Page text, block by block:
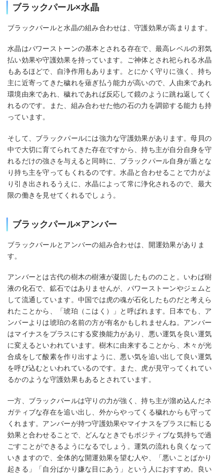
ブラックパール×水晶
ブラックパールと水晶の組み合わせは、守護効果が高まります。
水晶はパワーストーンの基本とされる存在で、最高レベルの邪気
払い効果や守護効果を持っています。ご神体とされ祀られる水晶
もあるほどで、自浄作用もあります。とにかく守りに強く、持ち
主に近寄ってきた穢れを薙ぎ払う能力が高いので、人由来であれ
環境由来であれ、穢れであれば反応して鏡のように跳ね返してく
れるのです。また、組み合わせた他の石の力を調節する能力も持
っています。
そして、ブラックパールには強力な守護効果があります。母貝の
中で大切に育てられてきた存在ですから、持ち主が自分自身を守
れるだけの強さを与えると同時に、ブラックパール自身が盾とな
り持ち主を守ってもくれるのです。水晶と合わせることで力がよ
り引き出されるうえに、水晶によって常に浄化されるので、最大
限の働きを見せてくれるでしょう。
ブラックパール×アンバー
ブラックパールとアンバーの組み合わせは、開運効果がありま
す。
アンバーとは古代の樹木の樹液が凝固したもののこと。いわば樹
液の化石で、鉱石ではありませんが、パワーストーンやジェムと
して流通しています。中国では虎の魂が石化したものだと考えら
れたことから、「琥珀（こはく）」と呼ばれます。日本でも、ア
ンバーよりは琥珀の名前の方が有名かもしれませんね。アンバー
はマイナスをプラスにする変換能力があり、悪い運気を良い運気
に変えるといわれています。樹木に由来することから、木々が光
合成をして酸素を作り出すように、悪い気を追い出して良い運気
を呼び込むといわれているのです。また、虎が見守ってくれてい
るかのような守護効果もあるとされています。
一方、ブラックパールは守りの力が強く、持ち主が溜め込んだネ
ガティブな存在を追い出し、外からやってくる穢れからも守って
くれます。アンバーが持つ守護効果やマイナスをプラスに転じる
効果と合わせることで、どんなときでもポジティブな気持ちで過
ごすことができるようになるでしょう。運気の流れも良くなって
いきますので、全体的な開運効果を望む人や、「悪いことばかり
起きる」「自分ばかり嫌な目にあう」という人におすすめ。良い